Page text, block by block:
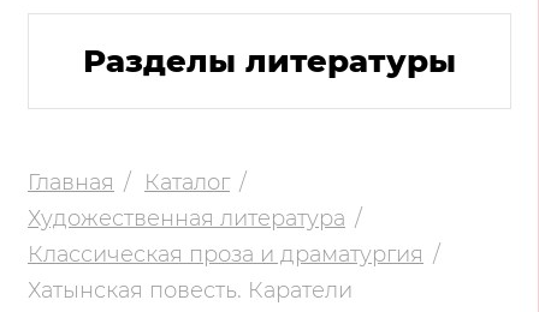
Разделы литературы
Главная
Каталог
Художественная литература
Классическая проза и драматургия
Хатынская повесть. Каратели